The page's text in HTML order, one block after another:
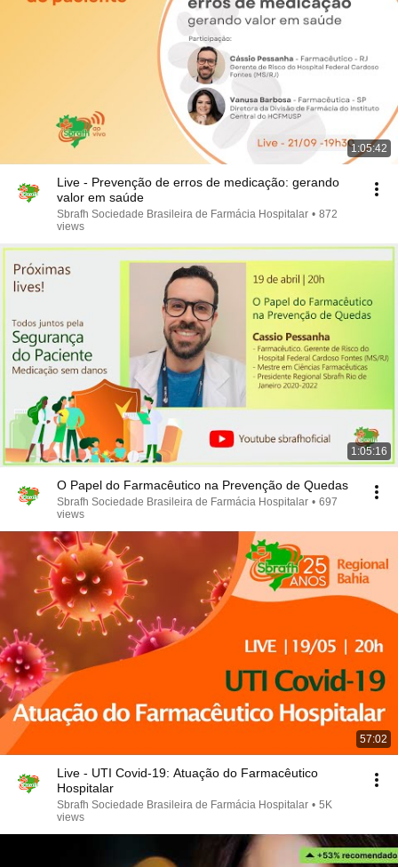
1:05:42
Live - Prevenção de erros de medicação: gerando
valor em saúde
Sbrafh Sociedade Brasileira de Farmácia Hospitalar • 872
views
1:05:16
O Papel do Farmacêutico na Prevenção de Quedas
Sbrafh Sociedade Brasileira de Farmácia Hospitalar • 697
views
57:02
Live - UTI Covid-19: Atuação do Farmacêutico
Hospitalar
Sbrafh Sociedade Brasileira de Farmácia Hospitalar • 5K
views